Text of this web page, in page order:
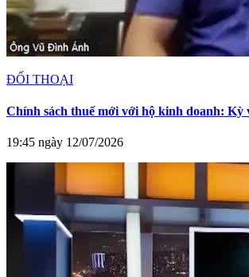
ĐỐI THOẠI
Chính sách thuế mới với hộ kinh doanh: Kỳ
19:45 ngày 12/07/2026